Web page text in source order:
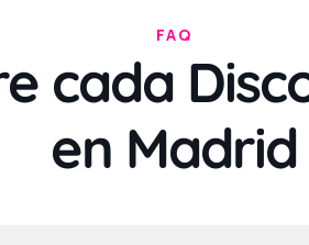
FAQ
cada
en Madrid